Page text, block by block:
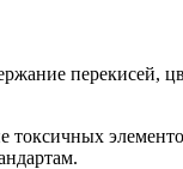
перекисей,
токсичных